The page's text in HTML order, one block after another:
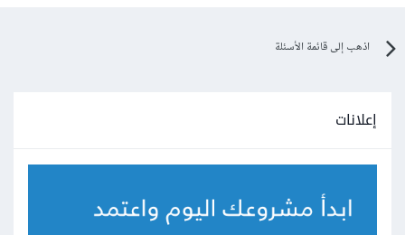
اذهب إلى قائمة الأسئلة
إعلانات